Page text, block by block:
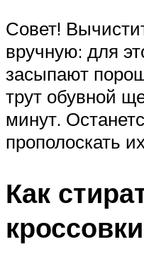
Совет!
вручную: для
засыпают
трут обувной
минут.
прополоскать
Как
кроссовки